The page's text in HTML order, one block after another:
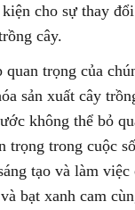
cho sự thay
cây.
quan trọng của
sản xuất cây
không thể bỏ
trọng trong cuộc
tạo và làm việc
bạt xanh cam